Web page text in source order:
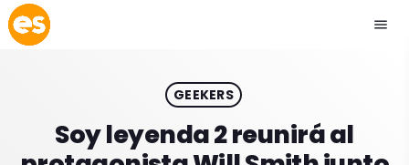
menu
EMISIÓN LA PAZ
GEEKERS
Soy leyenda 2 reunirá al